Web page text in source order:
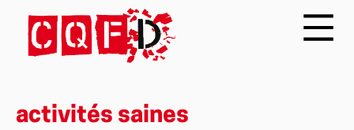
activités saines